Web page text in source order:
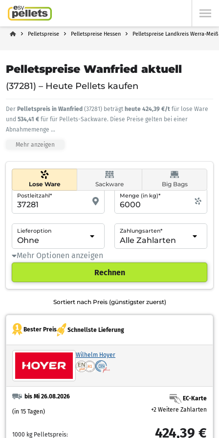
Pelletspreise Pelletspreise Hessen Pelletspreise Landkreis Werra-
Pelletspreise Wanfried aktuell
(37281) – Heute Pellets kaufen
Der Pelletspreis in Wanfried (37281) beträgt heute 424,39 €/t für lose Ware
und 534,41 € für für Pellets-Sackware. Diese Preise gelten bei einer
Abnahmemenge ...
Mehr anzeigen
Lose Ware Sackware Big Bags
Postleitzahl* Menge (in kg)*
Lieferoption Zahlungsarten*
Mehr Optionen anzeigen
Rechnen
Sortiert nach Preis (günstigster zuerst)
Bester Preis Schnellste Lieferung
Wilhelm Hoyer
bis Mi 26.08.2026
(in 15 Tagen)
EC-Karte
+2 Weitere Zahlarten
1000 kg Pelletspreis: 424,39 €